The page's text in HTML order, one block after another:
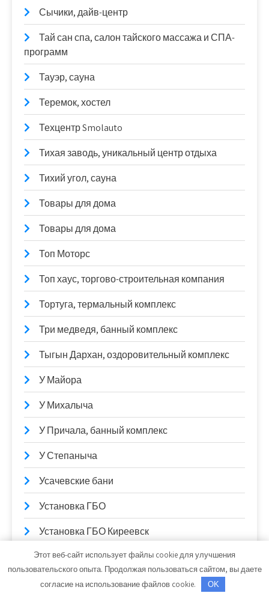
Сычики, дайв-центр
Тай сан спа, салон тайского массажа и СПА-
программ
Тауэр, сауна
Теремок, хостел
Техцентр Smolauto
Тихая заводь, уникальный центр отдыха
Тихий угол, сауна
Товары для дома
Товары для дома
Топ Моторс
Топ хаус, торгово-строительная компания
Тортуга, термальный комплекс
Три медведя, банный комплекс
Тыгын Дархан, оздоровительный комплекс
У Майора
У Михалыча
У Причала, банный комплекс
У Степаныча
Усачевские бани
Установка ГБО
Установка ГБО Киреевск
Уют
Фаворит авто, автотехцентр
Этот веб-сайт использует файлы cookie для улучшения
пользовательского опыта. Продолжая пользоваться сайтом, вы даете
согласие на использование файлов cookie.
OK